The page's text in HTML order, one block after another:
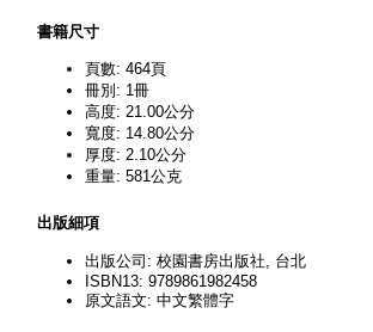
書籍尺寸
頁數: 464頁
冊別: 1冊
高度: 21.00公分
寬度: 14.80公分
厚度: 2.10公分
重量: 581公克
出版細項
出版公司: 校園書房出版社, 台北
ISBN13: 9789861982458
原文語文: 中文繁體字